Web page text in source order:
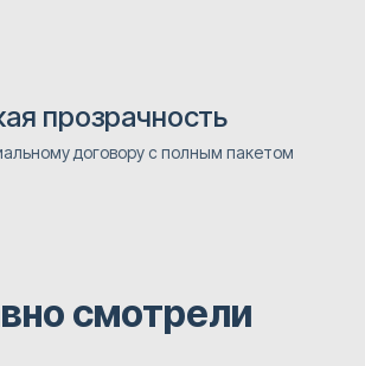
прозрачность
договору с полным пакетом
смотрели